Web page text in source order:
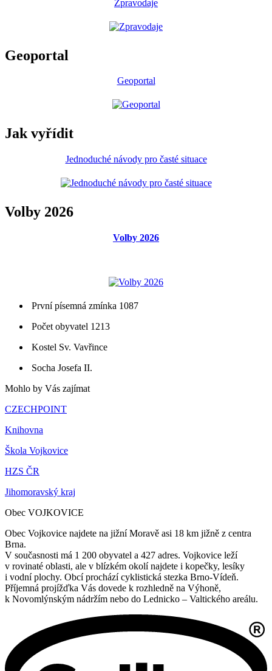
Zpravodaje
Geoportal
Geoportal
Jak vyřídit
Jednoduché návody pro časté situace
Volby 2026
Volby 2026
První písemná zmínka 1087
Počet obyvatel 1213
Kostel Sv. Vavřince
Socha Josefa II.
Mohlo by Vás zajímat
CZECHPOINT
Knihovna
Škola Vojkovice
HZS ČR
Jihomoravský kraj
Obec VOJKOVICE
Obec Vojkovice najdete na jižní Moravě asi 18 km jižně z centra
Brna.
V současnosti má 1 200 obyvatel a 427 adres. Vojkovice leží
v rovinaté oblasti, ale v blízkém okolí najdete i kopečky, lesíky
i vodní plochy. Obcí prochází cyklistická stezka Brno-Vídeň.
Příjemná projížďka Vás dovede k rozhledně na Výhoně,
k Novomlýnským nádržím nebo do Lednicko – Valtického areálu.